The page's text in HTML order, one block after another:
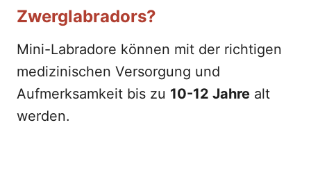
Zwerglabradors?
Mini-Labradore können mit der richtigen
medizinischen Versorgung und
Aufmerksamkeit bis zu 10-12 Jahre alt
werden.